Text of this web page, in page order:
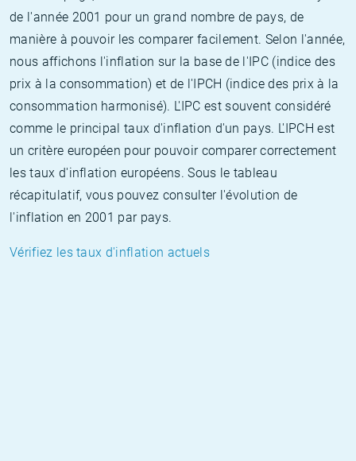
de l'année 2001 pour un grand nombre de pays, de
manière à pouvoir les comparer facilement. Selon l'année,
nous affichons l'inflation sur la base de l'IPC (indice des
prix à la consommation) et de l'IPCH (indice des prix à la
consommation harmonisé). L'IPC est souvent considéré
comme le principal taux d'inflation d'un pays. L'IPCH est
un critère européen pour pouvoir comparer correctement
les taux d'inflation européens. Sous le tableau
récapitulatif, vous pouvez consulter l'évolution de
l'inflation en 2001 par pays.
Vérifiez les taux d'inflation actuels